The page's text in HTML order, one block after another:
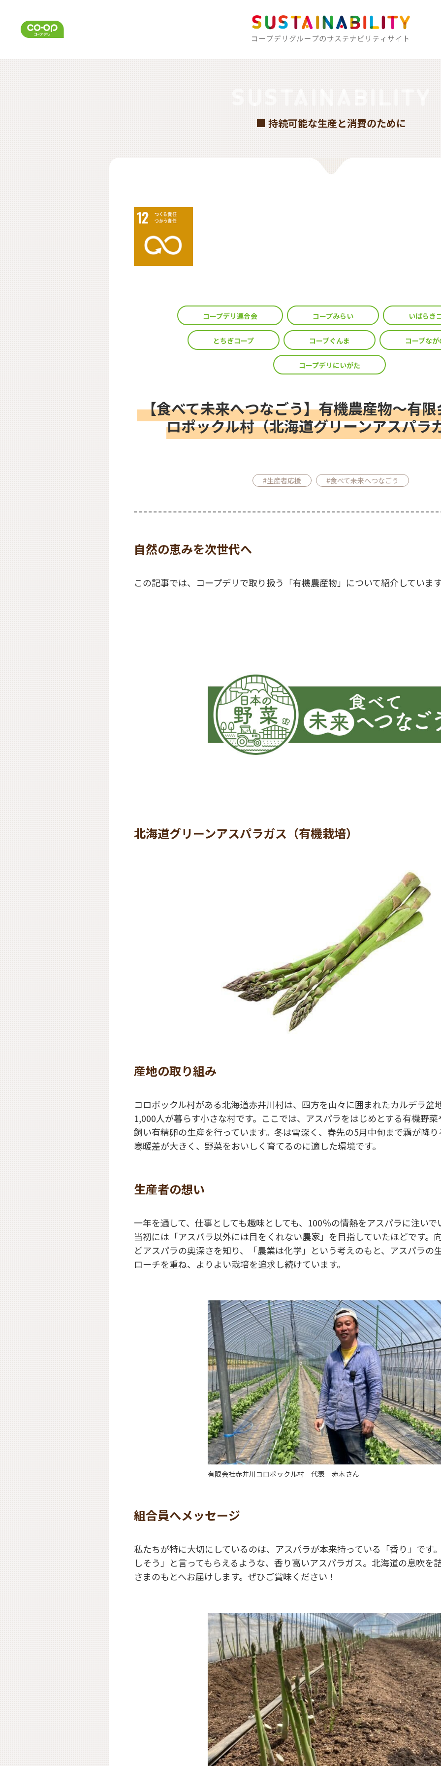
■ 持続可能な生産と消費のために
コープデリ連合会 コープみらい いばらき
とちぎコープ コープぐんま コープなが
コープデリにいがた
【食べて未来へつなごう】有機農産物～有
ロポックル村（北海道グリーンアスパラ
#生産者応援 #食べて未来へつなごう
自然の恵みを次世代へ
この記事では、コープデリで取り扱う「有機農産物」について紹介していま
北海道グリーンアスパラガス（有機栽培）
産地の取り組み
コロポックル村がある北海道赤井川村は、四方を山々に囲まれたカルデラ盆
1,000人が暮らす小さな村です。ここでは、アスパラをはじめとする有機野
飼い有精卵の生産を行っています。冬は雪深く、春先の5月中旬まで霜が降
寒暖差が大きく、野菜をおいしく育てるのに適した環境です。
生産者の想い
一年を通して、仕事としても趣味としても、100％の情熱をアスパラに注い
当初には「アスパラ以外には目をくれない農家」を目指していたほどです。
どアスパラの奥深さを知り、「農業は化学」という考えのもと、アスパラの
ローチを重ね、よりよい栽培を追求し続けています。
有限会社赤井川コロポックル村 代表 赤木さん
組合員へメッセージ
私たちが特に大切にしているのは、アスパラが本来持っている「香り」です
しそう」と言ってもらえるような、香り高いアスパラガス。北海道の息吹を
さまのもとへお届けします。ぜひご賞味ください！